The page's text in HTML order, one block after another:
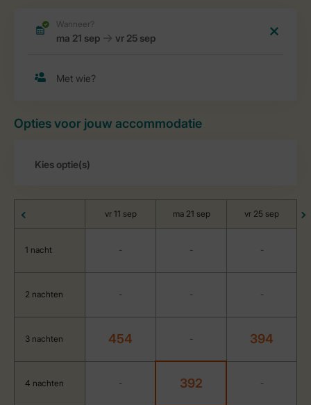
Opties voor jouw accommodatie
vr 11 sep ma 21 sep vr 25 sep
1 nacht - - -
2 nachten - - -
3 nachten 454 - 394
4 nachten - 392 -